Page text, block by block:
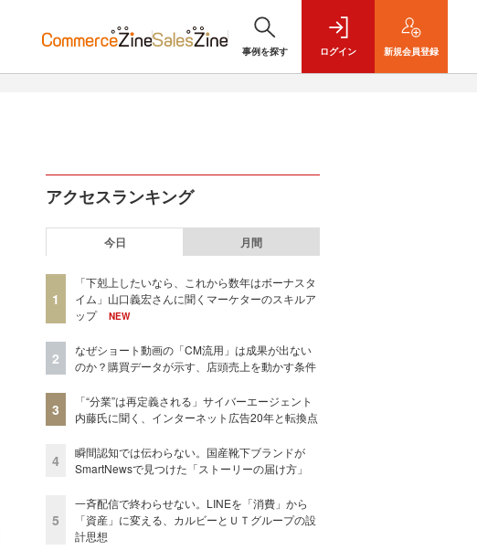
事例を探す ログイン 新規会員登録
アクセスランキング
今日 月間
1
「下剋上したいなら、これから数年はボーナスタ
イム」山口義宏さんに聞くマーケターのスキルア
ップ
NEW
2
なぜショート動画の「CM流用」は成果が出ない
のか？購買データが示す、店頭売上を動かす条件
3
「“分業”は再定義される」サイバーエージェント
内藤氏に聞く、インターネット広告20年と転換点
4
瞬間認知では伝わらない。国産靴下ブランドが
SmartNewsで見つけた「ストーリーの届け方」
5
一斉配信で終わらせない。LINEを「消費」から
「資産」に変える、カルビーとＵＴグループの設
計思想